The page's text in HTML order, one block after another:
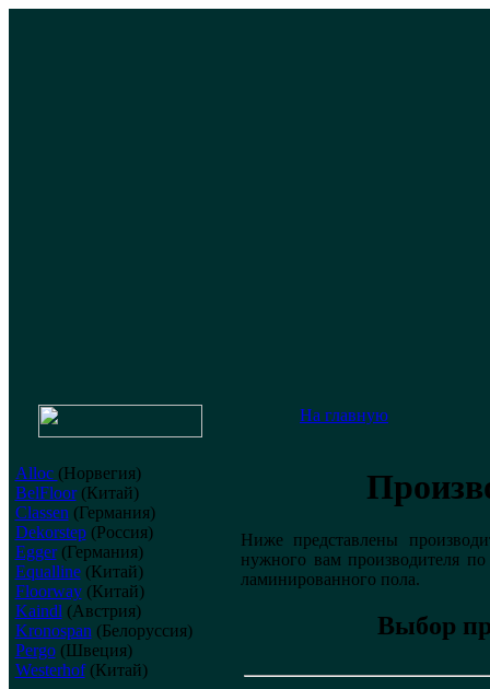
Alloc (Норвегия)
BelFloor(Китай)
Classen(Германия)
Dekorstep(Россия)
Egger(Германия)
Equalline(Китай)
Floorway(Китай)
Kaindl(Австрия)
Kronospan(Белоруссия)
Pergo(Швеция)
Westerhof(Китай)
На главную
Ниже представлены
нужного вам производителя
ламинированного пола.
Выбор